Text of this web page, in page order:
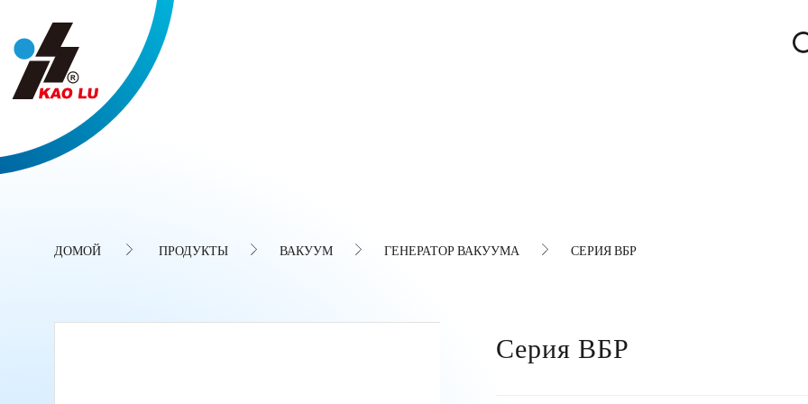
ДОМОЙ ПРОДУКТЫ ВАКУУМ ГЕНЕРАТОР ВАКУУМА СЕРИЯ ВБР
Серия ВБР
Панель управления cookies